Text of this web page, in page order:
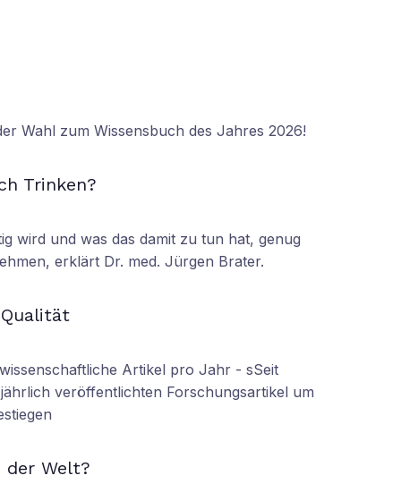
Wahl zum Wissensbuch des Jahres 2026!
Trinken?
wird und was das damit zu tun hat, genug
erklärt Dr. med. Jürgen Brater.
Artikel pro Jahr - sSeit
veröffentlichten Forschungsartikel um
der Welt?